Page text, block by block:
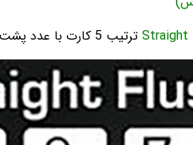
Straight ترتیب 5 کارت با عدد پشت سرهم است که همگی یک خال دارند.